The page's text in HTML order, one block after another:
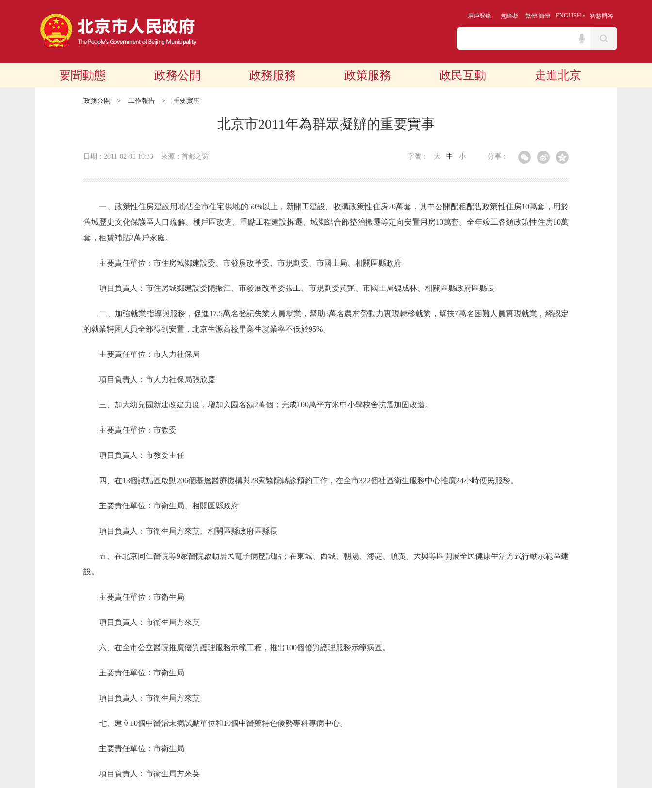
用戶登錄 無障礙 繁體/簡體 ENGLISH 智慧問答
要聞動態 政務公開 政務服務 政策服務 政民互動 走進北京
政務公開 > 工作報告 > 重要實事
北京市2011年為群眾擬辦的重要實事
日期：2011-02-01 10:33 來源：首都之窗 分享：
字號： 大 中 小
一、政策性住房建設用地佔全市住宅供地的50%以上，新開工建設、收購政策性住房20萬套，其中公開配租配售政策性住房10萬套，用於
舊城歷史文化保護區人口疏解、棚戶區改造、重點工程建設拆遷、城鄉結合部整治搬遷等定向安置用房10萬套。全年竣工各類政策性住房10萬
套，租賃補貼2萬戶家庭。
主要責任單位：市住房城鄉建設委、市發展改革委、市規劃委、市國土局、相關區縣政府
項目負責人：市住房城鄉建設委隋振江、市發展改革委張工、市規劃委黃艷、市國土局魏成林、相關區縣政府區縣長
二、加強就業指導與服務，促進17.5萬名登記失業人員就業，幫助5萬名農村勞動力實現轉移就業，幫扶7萬名困難人員實現就業，經認定
的就業特困人員全部得到安置，北京生源高校畢業生就業率不低於95%。
主要責任單位：市人力社保局
項目負責人：市人力社保局張欣慶
三、加大幼兒園新建改建力度，增加入園名額2萬個；完成100萬平方米中小學校舍抗震加固改造。
主要責任單位：市教委
項目負責人：市教委主任
四、在13個試點區啟動206個基層醫療機構與28家醫院轉診預約工作，在全市322個社區衛生服務中心推廣24小時便民服務。
主要責任單位：市衛生局、相關區縣政府
項目負責人：市衛生局方來英、相關區縣政府區縣長
五、在北京同仁醫院等9家醫院啟動居民電子病歷試點；在東城、西城、朝陽、海淀、順義、大興等區開展全民健康生活方式行動示範區建
設。
主要責任單位：市衛生局
項目負責人：市衛生局方來英
六、在全市公立醫院推廣優質護理服務示範工程，推出100個優質護理服務示範病區。
主要責任單位：市衛生局
項目負責人：市衛生局方來英
七、建立10個中醫治未病試點單位和10個中醫藥特色優勢專科專病中心。
主要責任單位：市衛生局
項目負責人：市衛生局方來英